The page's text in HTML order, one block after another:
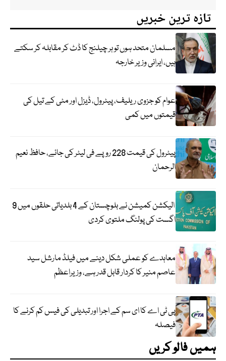
تازہ ترین خبریں
مسلمان متحد ہوں تو ہر چیلنج کا ڈٹ کر مقابلہ کر سکتے
ہیں، ایرانی وزیر خارجہ
عوام کو جزوی ریلیف، پیٹرول، ڈیزل اور مٹی کے تیل کی
قیمتوں میں کمی
پیٹرول کی قیمت 228 روپے فی لیٹر کی جائے، حافظ نعیم
الرحمان
الیکشن کمیشن نے بلوچستان کے 4 بلدیاتی حلقوں میں 9
اگست کی پولنگ ملتوی کردی
معاہدے کو عملی شکل دینے میں فیلڈ مارشل سید
عاصم منیر کا کردار قابل قدر ہے، وزیراعظم
پی ٹی اے کا ای سم کے اجرا اور تبدیلی کی فیس کم کرنے کا
فیصلہ
ہمیں فالو کریں